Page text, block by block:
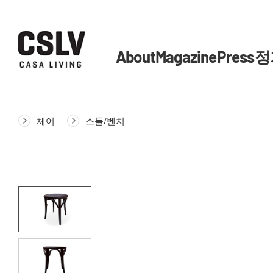
AboutMagazinePress
체어 스툴/벤치